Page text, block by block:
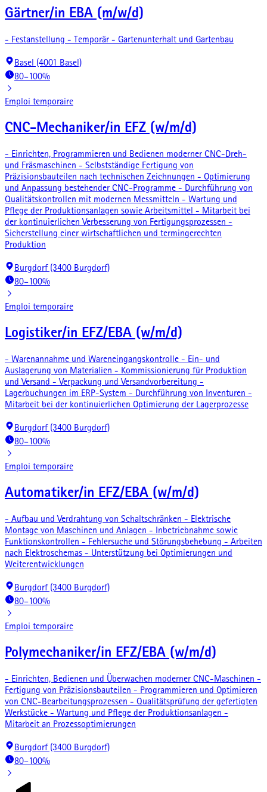
Gärtner/in EBA (m/w/d)
- Festanstellung - Temporär - Gartenunterhalt und Gartenbau
Basel (4001 Basel)
80–100%
Emploi temporaire
CNC-Mechaniker/in EFZ (w/m/d)
- Einrichten, Programmieren und Bedienen moderner CNC-Dreh-
und Fräsmaschinen - Selbstständige Fertigung von
Präzisionsbauteilen nach technischen Zeichnungen - Optimierung
und Anpassung bestehender CNC-Programme - Durchführung von
Qualitätskontrollen mit modernen Messmitteln - Wartung und
Pflege der Produktionsanlagen sowie Arbeitsmittel - Mitarbeit bei
der kontinuierlichen Verbesserung von Fertigungsprozessen -
Sicherstellung einer wirtschaftlichen und termingerechten
Produktion
Burgdorf (3400 Burgdorf)
80–100%
Emploi temporaire
Logistiker/in EFZ/EBA (w/m/d)
- Warenannahme und Wareneingangskontrolle - Ein- und
Auslagerung von Materialien - Kommissionierung für Produktion
und Versand - Verpackung und Versandvorbereitung -
Lagerbuchungen im ERP-System - Durchführung von Inventuren -
Mitarbeit bei der kontinuierlichen Optimierung der Lagerprozesse
Burgdorf (3400 Burgdorf)
80–100%
Emploi temporaire
Automatiker/in EFZ/EBA (w/m/d)
- Aufbau und Verdrahtung von Schaltschränken - Elektrische
Montage von Maschinen und Anlagen - Inbetriebnahme sowie
Funktionskontrollen - Fehlersuche und Störungsbehebung - Arbeiten
nach Elektroschemas - Unterstützung bei Optimierungen und
Weiterentwicklungen
Burgdorf (3400 Burgdorf)
80–100%
Emploi temporaire
Polymechaniker/in EFZ/EBA (w/m/d)
- Einrichten, Bedienen und Überwachen moderner CNC-Maschinen -
Fertigung von Präzisionsbauteilen - Programmieren und Optimieren
von CNC-Bearbeitungsprozessen - Qualitätsprüfung der gefertigten
Werkstücke - Wartung und Pflege der Produktionsanlagen -
Mitarbeit an Prozessoptimierungen
Burgdorf (3400 Burgdorf)
80–100%